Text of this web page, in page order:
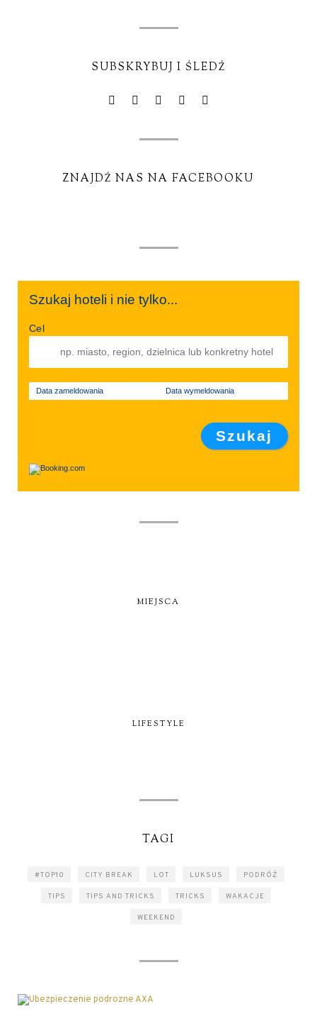
SUBSKRYBUJ I ŚLEDŹ
ZNAJDŹ NAS NA FACEBOOKU
Szukaj hoteli i nie tylko...
Cel
Data zameldowania Data wymeldowania
MIEJSCA
LIFESTYLE
TAGI
#TOP10 CITY BREAK LOT LUKSUS PODRÓŻ
TIPS TIPS AND TRICKS TRICKS WAKACJE
WEEKEND